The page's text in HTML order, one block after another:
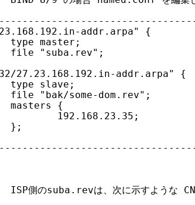
addr.arpa" {
type master;
file "suba.rev";
27.23.168.192.in-addr.arpa" {
type slave;
file "bak/some-dom.rev";
masters {
192.168.23.35;
};
ISP側のsuba.revは、次に示すような